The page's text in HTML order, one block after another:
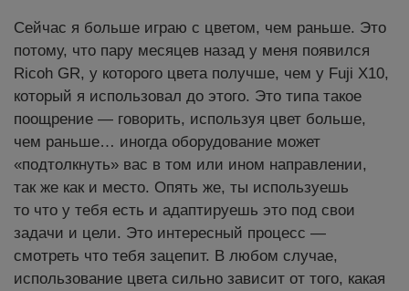
Сейчас я больше играю с цветом, чем раньше. Это
потому, что пару месяцев назад у меня появился
Ricoh GR, у которого цвета получше, чем у Fuji X10,
который я использовал до этого. Это типа такое
поощрение — говорить, используя цвет больше,
чем раньше… иногда оборудование может
«подтолкнуть» вас в том или ином направлении,
так же как и место. Опять же, ты используешь
то что у тебя есть и адаптируешь это под свои
задачи и цели. Это интересный процесс —
смотреть что тебя зацепит. В любом случае,
использование цвета сильно зависит от того, какая